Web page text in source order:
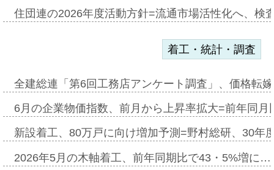
住団連の2026年度活動方針=流通市場活性化へ、検
着工・統計・調査
全建総連「第6回工務店アンケート調査」、価格転
6月の企業物価指数、前月から上昇率拡大=前年同
新設着工、80万戸に向け増加予測=野村総研、30年
2026年5月の木軸着工、前年同期比で43・5%増に…